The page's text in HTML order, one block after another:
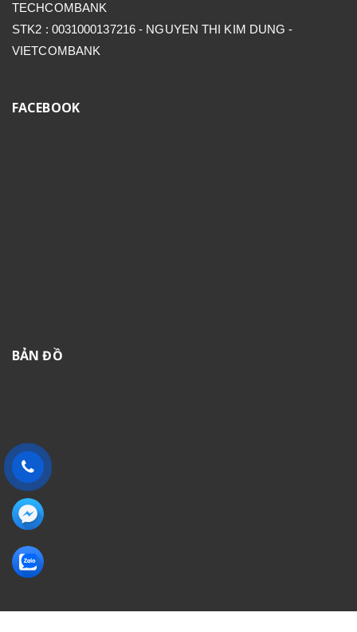
TECHCOMBANK
STK2 : 0031000137216 - NGUYEN THI KIM DUNG -
VIETCOMBANK
FACEBOOK
BẢN ĐỒ